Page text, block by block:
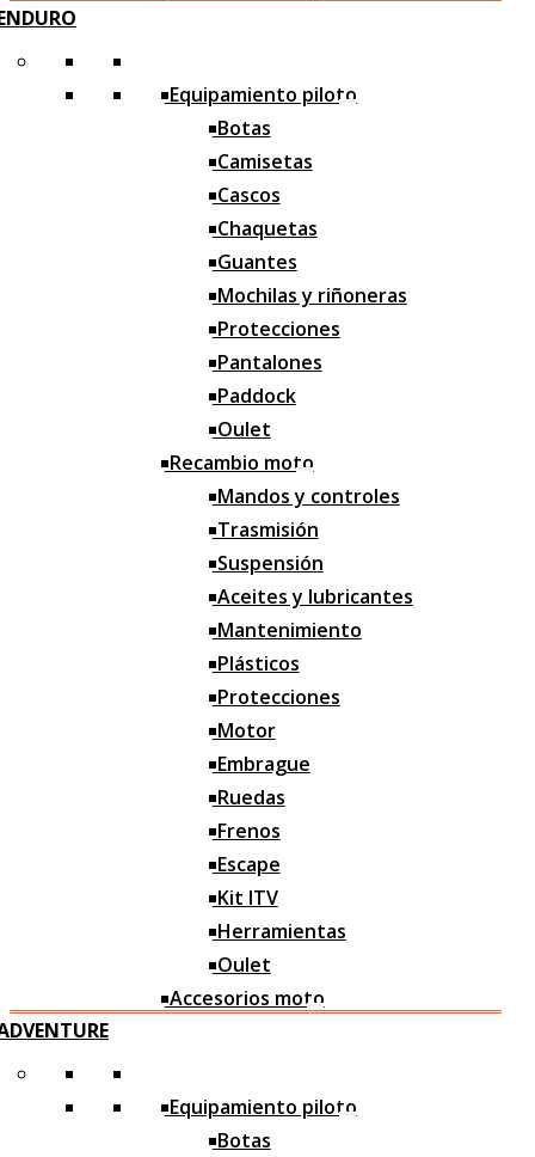
Sistema paro
Reguladores
Tapones Manillar
Estriberas
Depósitos
Accesorios taller
Caballetes
Correas
Limpieza
Orden
Grasa y selladores
Alfombras
Bridas
Iluminación
Motos
Motos nuevas
Motos ocasión
Equipamiento piloto
Botas
Camisetas
Cascos
Chaquetas
Guantes
Mochilas y riñoneras
Protecciones
Pantalones
Paddock
Oulet
Recambio moto
Mandos y controles
Trasmisión
Suspensión
Aceites y lubricantes
Mantenimiento
Plásticos
Protecciones
Motor
Embrague
Ruedas
Frenos
Escape
Kit ITV
Herramientas
Oulet
Accesorios moto
Sistema paro
Equipamiento piloto
Botas